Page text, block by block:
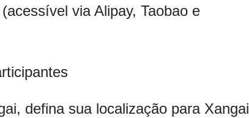
via Alipay, Taobao e
defina sua localização para Xangai